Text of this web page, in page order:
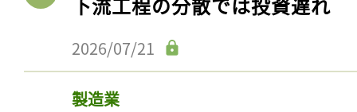
2026/07/21
製造業